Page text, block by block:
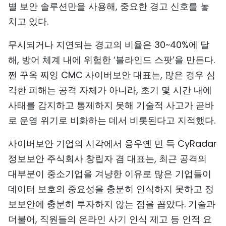
별 보안 솔루션만을 사용해, 중요한 경고 신호를 놓
치고 있다.
무시되거나 지연되는 경고의 비율은 30~40%에 달
해, 방어 체계 내에 위험한 ‘블라인드 스팟’을 만든다.
쩐 꾸옥 찌잉 CMC 사이버보안 대표는, 많은 경우 심
각한 피해는 공격 자체가 아니라, 초기 몇 시간 내에
사태를 감지하고 통제하지 못해 기술적 사고가 곧바
로 운영 위기로 비화하는 데서 비롯된다고 지적했다.
사이버보안 기업의 시각에서 응우옌 민 득 CyRadar
정보보안 주식회사 창립자 겸 대표는, 최근 공격의
대부분이 중소기업을 겨냥한 이유로 많은 기업들이
데이터 보호의 중요성을 충분히 인식하지 못하고 정
보보안에 충분히 투자하지 않는 점을 꼽았다. 기술과
더불어, 직원들의 온라인 사기 인식 제고 등 인적 요